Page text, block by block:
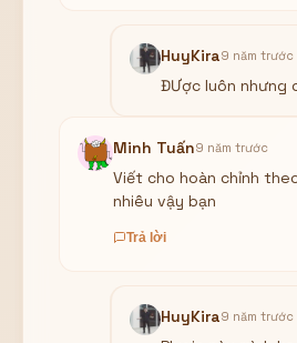
HuyKira9 năm trước
ĐƯợc luôn nhưng
Minh Tuấn9 năm trước
Viết cho hoàn chỉnh
nhiêu vậy bạn
Trả lời
HuyKira9 năm trước